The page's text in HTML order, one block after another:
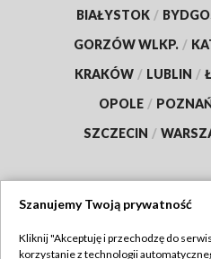
BIAŁYSTOK /
GORZÓW WLKP. /
KRAKÓW / LUBLIN /
OPOLE /
SZCZECIN /
Szanujemy Twoją prywatność
Kliknij "Akceptuję i przechodzę do
korzystanie z technologii